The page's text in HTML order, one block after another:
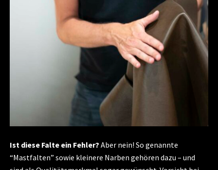
Ist diese Falte ein Fehler? Aber nein! So genannte
“Mastfalten” sowie kleinere Narben gehören dazu – und